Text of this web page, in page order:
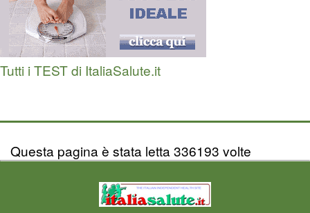
Tutti i TEST di ItaliaSalute.it
Questa pagina è stata letta 336193 volte